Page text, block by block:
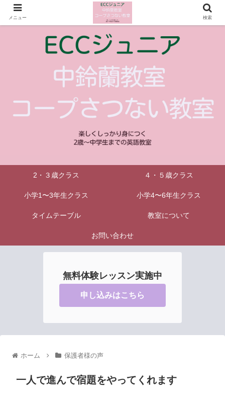
2・３歳クラス ４・５歳クラス
小学1〜3年生クラス 小学4〜6年生クラス
タイムテーブル 教室について
お問い合わせ
無料体験レッスン実施中
申し込みはこちら
ホーム 保護者様の声
一人で進んで宿題をやってくれます
メニュー 検索